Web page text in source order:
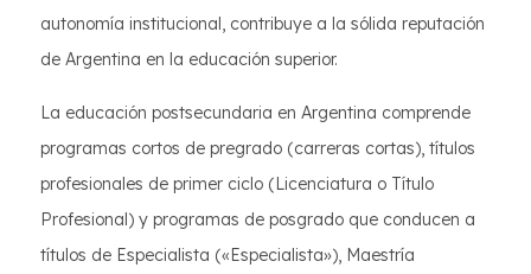
autonomía institucional, contribuye a la sólida reputación
de Argentina en la educación superior.
La educación postsecundaria en Argentina comprende
programas cortos de pregrado (carreras cortas), títulos
profesionales de primer ciclo (Licenciatura o Título
Profesional) y programas de posgrado que conducen a
títulos de Especialista («Especialista»), Maestría